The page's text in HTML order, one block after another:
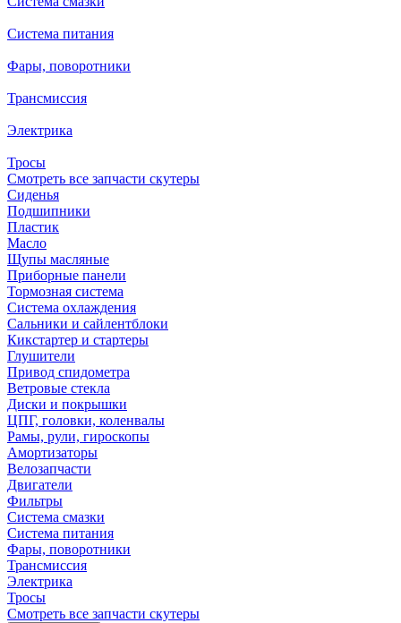
Система питания
Фары, поворотники
Трансмиссия
Электрика
Тросы
Смотреть все запчасти скутеры
Сиденья
Подшипники
Пластик
Масло
Щупы масляные
Приборные панели
Тормозная система
Система охлаждения
Сальники и сайлентблоки
Кикстартер и стартеры
Глушители
Привод спидометра
Ветровые стекла
Диски и покрышки
ЦПГ, головки, коленвалы
Рамы, рули, гироскопы
Амортизаторы
Велозапчасти
Двигатели
Фильтры
Система смазки
Система питания
Фары, поворотники
Трансмиссия
Электрика
Тросы
Смотреть все запчасти скутеры